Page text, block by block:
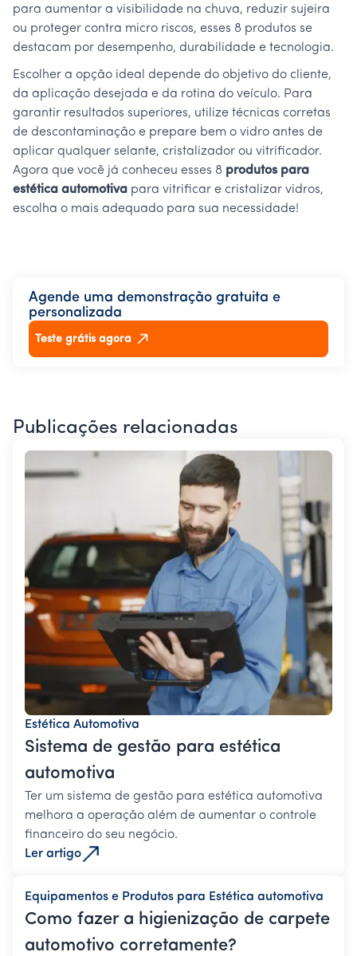
para aumentar a visibilidade na chuva, reduzir sujeira
ou proteger contra micro riscos, esses 8 produtos se
destacam por desempenho, durabilidade e tecnologia.
Escolher a opção ideal depende do objetivo do cliente,
da aplicação desejada e da rotina do veículo. Para
garantir resultados superiores, utilize técnicas corretas
de descontaminação e prepare bem o vidro antes de
aplicar qualquer selante, cristalizador ou vitrificador.
Agora que você já conheceu esses 8 produtos para
estética automotiva para vitrificar e cristalizar vidros,
escolha o mais adequado para sua necessidade!
Agende uma demonstração gratuita e
personalizada
Teste grátis agora
Publicações relacionadas
Estética Automotiva
Sistema de gestão para estética
automotiva
Ter um sistema de gestão para estética automotiva
melhora a operação além de aumentar o controle
financeiro do seu negócio.
Ler artigo
Equipamentos e Produtos para Estética automotiva
Como fazer a higienização de carpete
automotivo corretamente?